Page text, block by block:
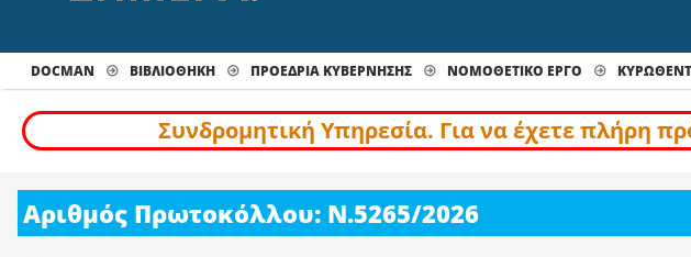
DOCMAN ΒΙΒΛΙΟΘΗΚΗ ΠΡΟΕΔΡΙΑ ΚΥΒΕΡΝΗΣΗΣ ΝΟΜΟΘΕΤΙΚΟ ΕΡΓΟ
Συνδρομητική Υπηρεσία. Για να έχετε πλήρη
Αριθμός Πρωτοκόλλου: Ν.5265/2026